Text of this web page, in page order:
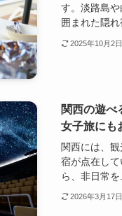
す。淡路島
囲まれた隠れ
2025年10月2日
関西の遊べ
女子旅にも
関西には、
宿が点在し
ら、非日常を...
2026年3月17日